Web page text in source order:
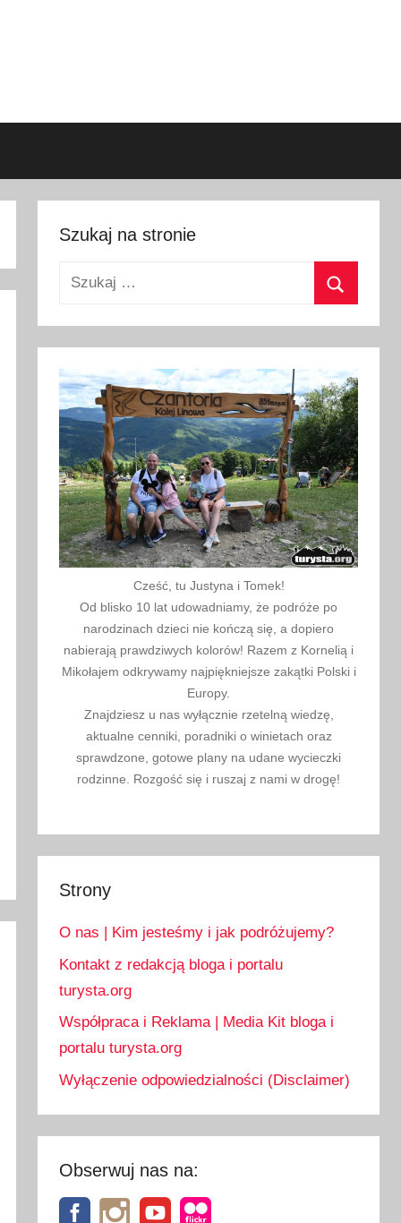
Szukaj na stronie
Szukaj:
Cześć, tu Justyna i Tomek!
Od blisko 10 lat udowadniamy, że podróże po
narodzinach dzieci nie kończą się, a dopiero
nabierają prawdziwych kolorów! Razem z Kornelią i
Mikołajem odkrywamy najpiękniejsze zakątki Polski i
Europy.
Znajdziesz u nas wyłącznie rzetelną wiedzę,
aktualne cenniki, poradniki o winietach oraz
sprawdzone, gotowe plany na udane wycieczki
rodzinne. Rozgość się i ruszaj z nami w drogę!
Strony
O nas | Kim jesteśmy i jak podróżujemy?
Kontakt z redakcją bloga i portalu
turysta.org
Współpraca i Reklama | Media Kit bloga i
portalu turysta.org
Wyłączenie odpowiedzialności (Disclaimer)
Obserwuj nas na: